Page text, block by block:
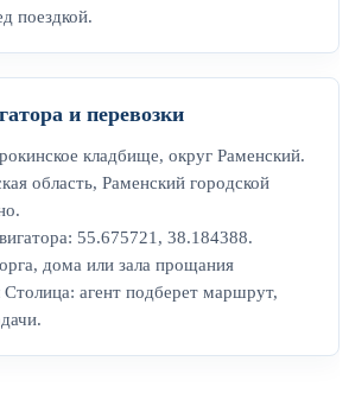
поездкой.
и перевозки
кладбище, округ Раменский.
область, Раменский городской
55.675721, 38.184388.
дома или зала прощания
Столица: агент подберет маршрут,